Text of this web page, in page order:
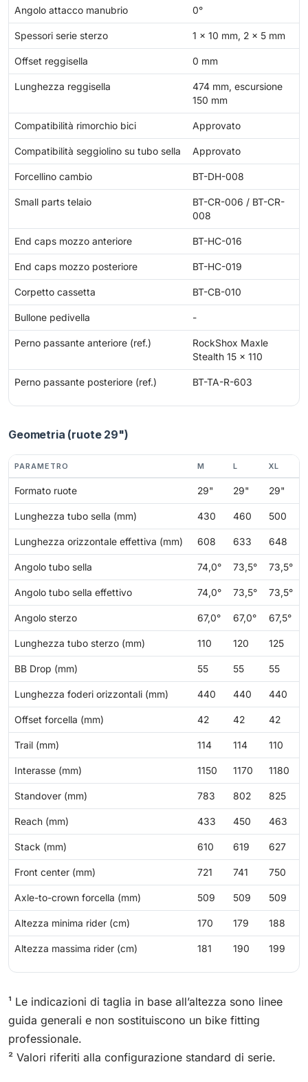
Angolo attacco manubrio 0°
Spessori serie sterzo 1 x 10 mm, 2 x 5 mm
Offset reggisella 0 mm
Lunghezza reggisella
474 mm, escursione
150 mm
Compatibilità rimorchio bici Approvato
Compatibilità seggiolino su tubo sella Approvato
Forcellino cambio BT-DH-008
Small parts telaio
BT-CR-006 / BT-CR-
008
End caps mozzo anteriore BT-HC-016
End caps mozzo posteriore BT-HC-019
Corpetto cassetta BT-CB-010
Bullone pedivella -
Perno passante anteriore (ref.)
RockShox Maxle
Stealth 15 x 110
Perno passante posteriore (ref.) BT-TA-R-603
Geometria (ruote 29")
PARAMETRO M L XL
Formato ruote 29" 29" 29"
Lunghezza tubo sella (mm) 430 460 500
Lunghezza orizzontale effettiva (mm) 608 633 648
Angolo tubo sella 74,0° 73,5° 73,5°
Angolo tubo sella effettivo 74,0° 73,5° 73,5°
Angolo sterzo 67,0° 67,0° 67,5°
Lunghezza tubo sterzo (mm) 110 120 125
BB Drop (mm) 55 55 55
Lunghezza foderi orizzontali (mm) 440 440 440
Offset forcella (mm) 42 42 42
Trail (mm) 114 114 110
Interasse (mm) 1150 1170 1180
Standover (mm) 783 802 825
Reach (mm) 433 450 463
Stack (mm) 610 619 627
Front center (mm) 721 741 750
Axle-to-crown forcella (mm) 509 509 509
Altezza minima rider (cm) 170 179 188
Altezza massima rider (cm) 181 190 199
¹ Le indicazioni di taglia in base all’altezza sono linee
guida generali e non sostituiscono un bike fitting
professionale.
² Valori riferiti alla configurazione standard di serie.